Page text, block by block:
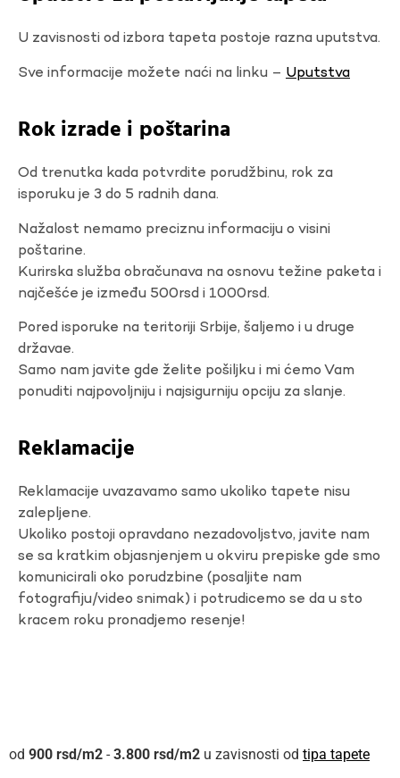
U zavisnosti od izbora tapeta postoje razna uputstva.
Sve informacije možete naći na linku – Uputstva
Rok izrade i poštarina
Od trenutka kada potvrdite porudžbinu, rok za
isporuku je 3 do 5 radnih dana.
Nažalost nemamo preciznu informaciju o visini
poštarine.
Kurirska služba obračunava na osnovu težine paketa i
najčešće je između 500rsd i 1000rsd.
Pored isporuke na teritoriji Srbije, šaljemo i u druge
državae.
Samo nam javite gde želite pošiljku i mi ćemo Vam
ponuditi najpovoljniju i najsigurniju opciju za slanje.
Reklamacije
Reklamacije uvazavamo samo ukoliko tapete nisu
zalepljene.
Ukoliko postoji opravdano nezadovoljstvo, javite nam
se sa kratkim objasnjenjem u okviru prepiske gde smo
komunicirali oko porudzbine (posaljite nam
fotografiju/video snimak) i potrudicemo se da u sto
kracem roku pronadjemo resenje!
900 rsd - 3.800 rsd u zavisnosti od tipa tapete